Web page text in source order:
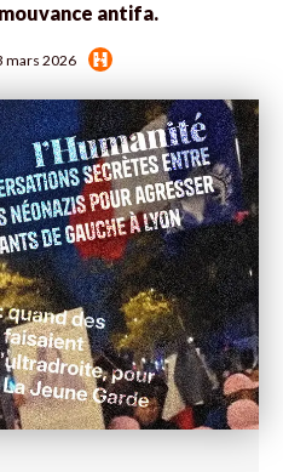
antifa.
mars 2026